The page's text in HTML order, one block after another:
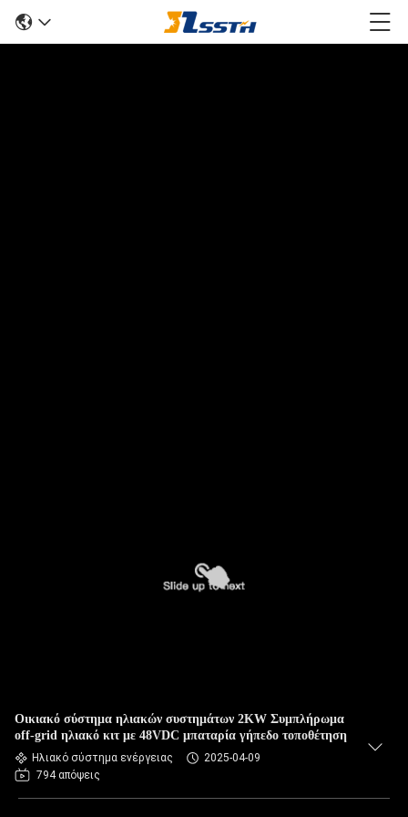
Οικιακό σύστημα ηλιακών συστημάτων 2KW Συμπλήρωμα
off-grid ηλιακό κιτ με 48VDC μπαταρία γήπεδο τοποθέτηση
Ηλιακό σύστημα ενέργειας
2025-04-09
794 απόψεις